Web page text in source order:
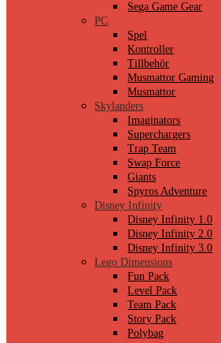
Sega Game Gear
PC
Spel
Kontroller
Tillbehör
Musmattor Gaming
Musmattor
Skylanders
Imaginators
Superchargers
Trap Team
Swap Force
Giants
Spyros Adventure
Disney Infinity
Disney Infinity 1.0
Disney Infinity 2.0
Disney Infinity 3.0
Lego Dimensions
Fun Pack
Level Pack
Team Pack
Story Pack
Polybag